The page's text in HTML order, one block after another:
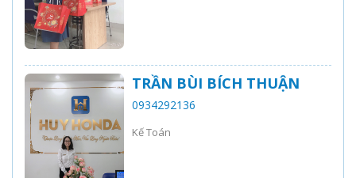
TRẦN BÙI BÍCH THUẬN
0934292136
Kế Toán